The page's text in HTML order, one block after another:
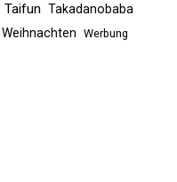
Taifun Takadanobaba
Weihnachten Werbung